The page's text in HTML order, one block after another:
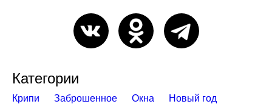
Категории
Крипи Заброшенное Окна
Новый год